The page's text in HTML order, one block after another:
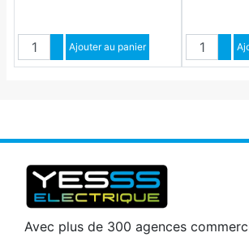
QuantitéAugmenter quantité
Diminuer quantité
Ajouter au panier Quantité
Avec plus de 300 agences